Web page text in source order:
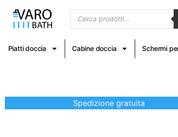
contenuto
Products
search
Piatti doccia Cabine doccia Schermi
Spedizione gratuita